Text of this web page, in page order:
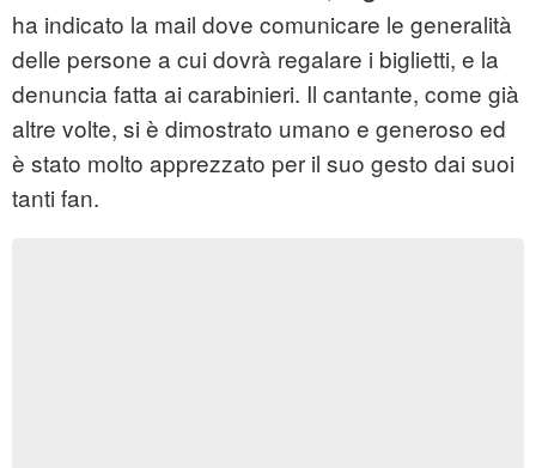
ha indicato la mail dove comunicare le generalità
delle persone a cui dovrà regalare i biglietti, e la
denuncia fatta ai carabinieri. Il cantante, come già
altre volte, si è dimostrato umano e generoso ed
è stato molto apprezzato per il suo gesto dai suoi
tanti fan.